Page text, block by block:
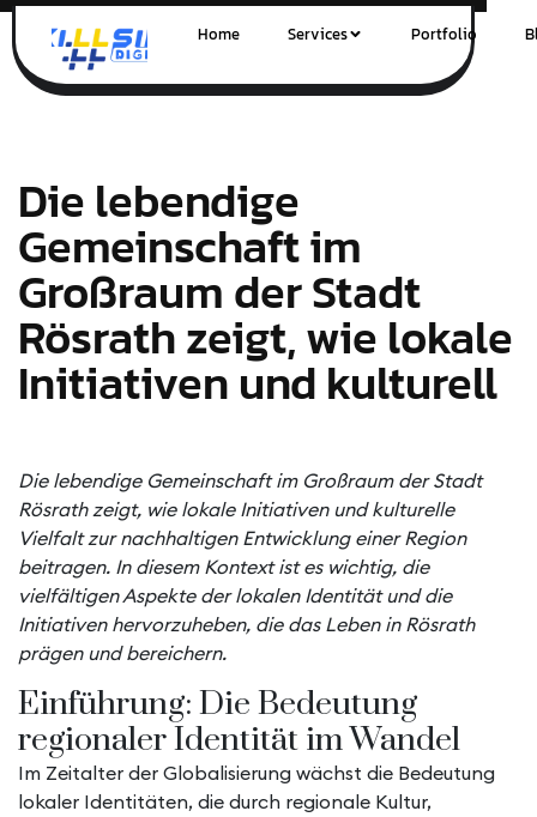
Home Services Portfolio
Die lebendige
Gemeinschaft im
Großraum der Stadt
Rösrath zeigt, wie lokale
Initiativen und kulturell
Die lebendige Gemeinschaft im Großraum der Stadt
Rösrath zeigt, wie lokale Initiativen und kulturelle
Vielfalt zur nachhaltigen Entwicklung einer Region
beitragen. In diesem Kontext ist es wichtig, die
vielfältigen Aspekte der lokalen Identität und die
Initiativen hervorzuheben, die das Leben in Rösrath
prägen und bereichern.
Einführung: Die Bedeutung
regionaler Identität im Wandel
Im Zeitalter der Globalisierung wächst die Bedeutung
lokaler Identitäten, die durch regionale Kultur,